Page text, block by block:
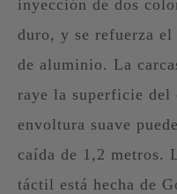
inyección de dos
duro, y se refuerza
de aluminio. La
raye la superficie del
envoltura suave
caída de 1,2 metros.
táctil está hecha de